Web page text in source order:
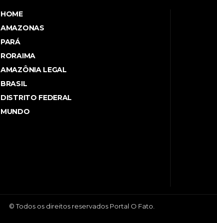
HOME
AMAZONAS
PARÁ
RORAIMA
AMAZÔNIA LEGAL
BRASIL
DISTRITO FEDERAL
MUNDO
© Todos os direitos reservados Portal O Fato.